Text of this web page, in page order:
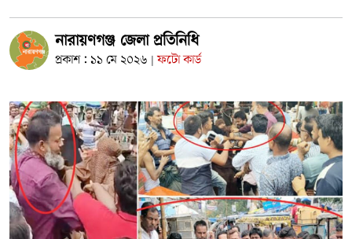
নারায়ণগঞ্জ জেলা প্রতিনিধি
প্রকাশ : ১১ মে ২০২৬ | ফটো কার্ড